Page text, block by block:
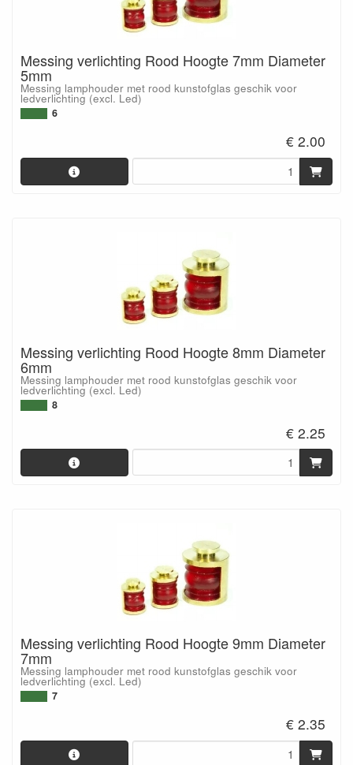
Messing verlichting Rood Hoogte 7mm Diameter
5mm
Messing lamphouder met rood kunstofglas geschik voor
ledverlichting (excl. Led)
6
€ 2.00
Messing verlichting Rood Hoogte 8mm Diameter
6mm
Messing lamphouder met rood kunstofglas geschik voor
ledverlichting (excl. Led)
8
€ 2.25
Messing verlichting Rood Hoogte 9mm Diameter
7mm
Messing lamphouder met rood kunstofglas geschik voor
ledverlichting (excl. Led)
7
€ 2.35